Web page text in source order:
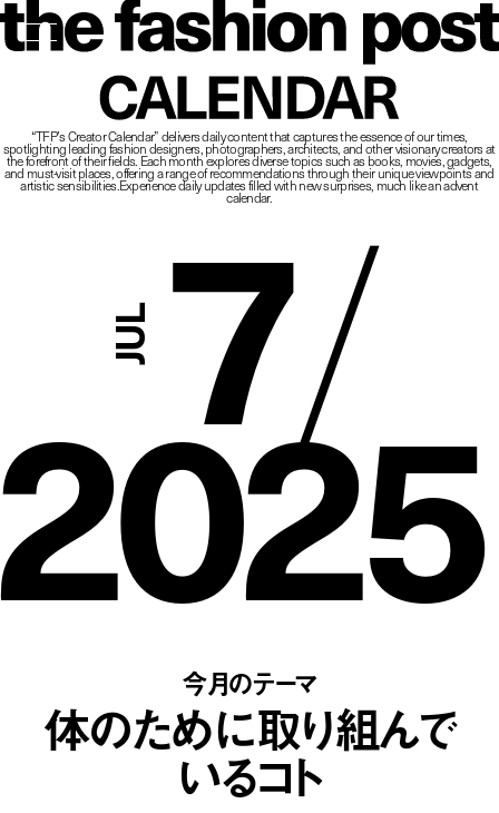
CALENDAR
“TFP’s Creator Calendar” delivers daily content that captures the essence of our times,
spotlighting leading fashion designers, photographers, architects, and other visionary creators at
the forefront of their fields.Each month explores diverse topics such as books, movies, gadgets,
and must-visit places,offering a range of recommendations through their unique viewpoints and
artistic sensibilities.Experience daily updates filled with new surprises, much like an advent
calendar.
7/
今月のテーマ
体のために取り組んで
いるコト